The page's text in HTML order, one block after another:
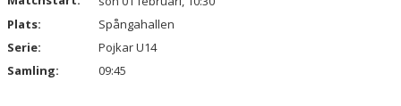
Plats:
Spångahallen
Serie:
Pojkar U14
Samling:
09:45